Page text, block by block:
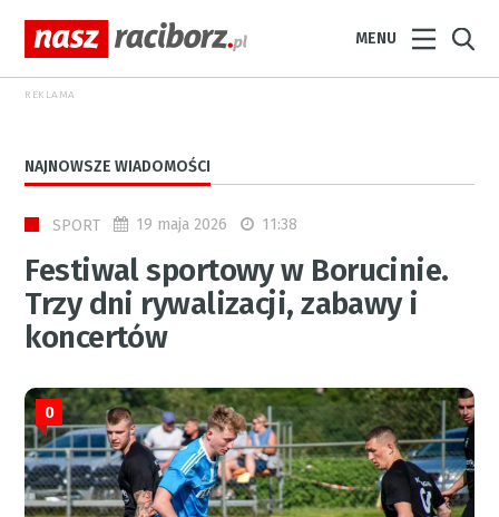
MENU
REKLAMA
NAJNOWSZE WIADOMOŚCI
SPORT 19 maja 2026 11:38
Festiwal sportowy w Borucinie.
Trzy dni rywalizacji, zabawy i
koncertów
0